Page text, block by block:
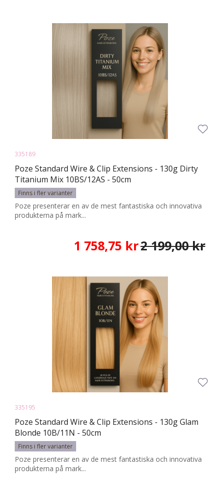
335189
Poze Standard Wire & Clip Extensions - 130g Dirty
Titanium Mix 10BS/12AS - 50cm
Finns i fler varianter
Poze presenterar en av de mest fantastiska och innovativa
produkterna på mark...
1 758,75 kr2 199,00 kr
335195
Poze Standard Wire & Clip Extensions - 130g Glam
Blonde 10B/11N - 50cm
Finns i fler varianter
Poze presenterar en av de mest fantastiska och innovativa
produkterna på mark...